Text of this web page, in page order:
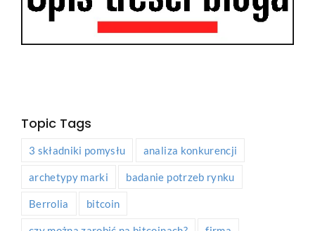
Topic Tags
3 składniki pomysłu analiza konkurencji
archetypy marki badanie potrzeb rynku
Berrolia bitcoin